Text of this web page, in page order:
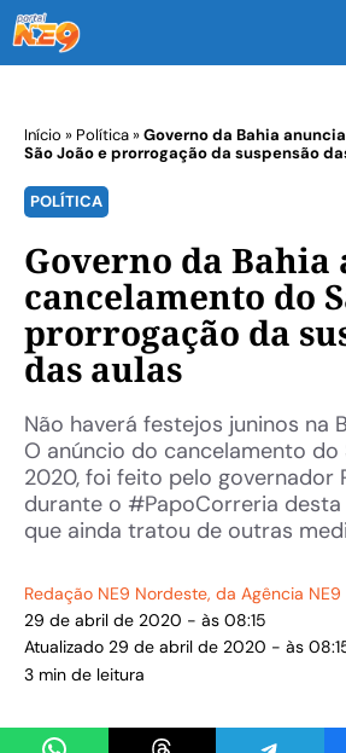
Início » Política»Governo da Bahia
São João e prorrogação da suspensão
POLÍTICA
Governo da Bahia
cancelamento do
prorrogação da
das aulas
Não haverá festejos juninos na
O anúncio do cancelamento do
2020, foi feito pelo governador
durante o #PapoCorreria
que ainda tratou de outras
Redação NE9 Nordeste, da Agência NE9
29 de abril de 2020 - às 08:15
Atualizado 29 de abril de 2020 - às
3 min de leitura
Share on WhatsAppShare on ThreadsShare